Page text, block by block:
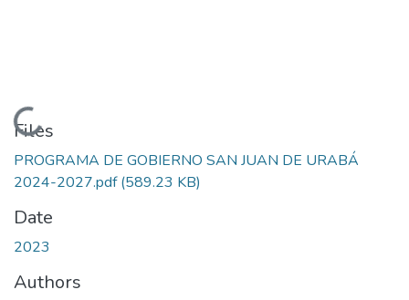
Loading...
Files
PROGRAMA DE GOBIERNO SAN JUAN DE URABÁ
2024-2027.pdf(589.23 KB)
Date
2023
Authors